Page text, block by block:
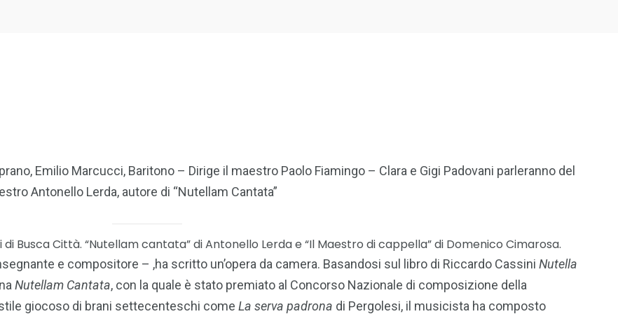
Emilio Marcucci, Baritono – Dirige il maestro Paolo Fiamingo – Clara e Gigi Padovani parleranno del
Antonello Lerda, autore di “Nutellam Cantata”
Busca Città. “Nutellam cantata” di Antonello Lerda e “Il Maestro di cappella” di Domenico Cimarosa.
e compositore – ,ha scritto un’opera da camera. Basandosi sul libro di Riccardo Cassini Nutella
Nutellam Cantata, con la quale è stato premiato al Concorso Nazionale di composizione della
giocoso di brani settecenteschi come La serva padrona di Pergolesi, il musicista ha composto